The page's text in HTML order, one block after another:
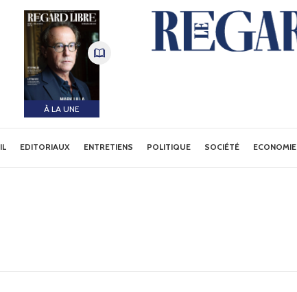
À LA UNE
EDITORIAUX ENTRETIENS POLITIQUE SOCIÉTÉ ECONOMIE